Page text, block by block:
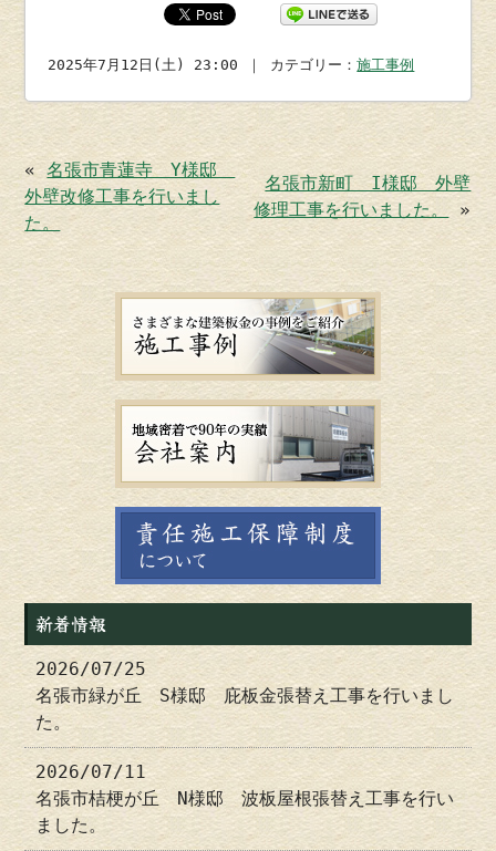
2025年7月12日(土) 23:00 ｜ カテゴリー：施工事例
«名張市青蓮寺 Y様邸
外壁改修工事を行いまし
た。
名張市新町 I様邸 外壁
修理工事を行いました。»
新着情報
2026/07/25
名張市緑が丘 S様邸 庇板金張替え工事を行いまし
た。
2026/07/11
名張市桔梗が丘 N様邸 波板屋根張替え工事を行い
ました。